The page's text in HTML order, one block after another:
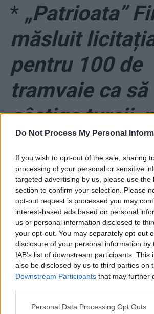
Do Not Process My Personal
If you wish to opt-out of the sale, sharing
processing of your personal or sensitive
targeted advertising by us, please use the
section to confirm your selection. Please
opt-out request is processed you may
interest-based ads based on personal
us or personal information disclosed to
your opt-out. You may separately opt-out
disclosure of your personal information by
IAB’s list of downstream participants. This
also be disclosed by us to third parties on
Downstream Participants that may further
Personal Data Processing Opt Outs
* „Patrioata”
măsluit
pentru 100 de
tramvaie ca să
câștige turcii,
Astra Arad!
punctajului a
viciat!”
*Firea: „Nu
lecții de la
unor orașe de
150.000 de